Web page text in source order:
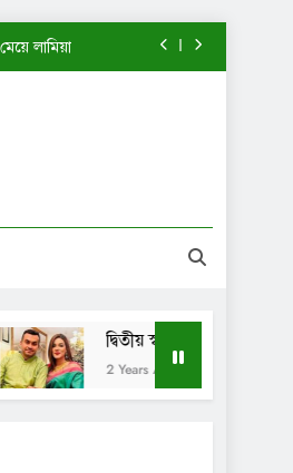
লামিয়া
মাহি?
দ্বিতীয় স্বামীর কাছে ফিরতে চাইছেন
2 Years Ago